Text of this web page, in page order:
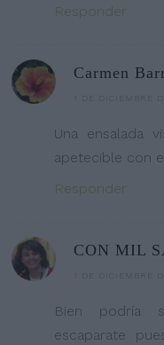
Responder
Carmen
Una ensalada
apetecible con
Responder
CON MIL
Bien podría
escaparate